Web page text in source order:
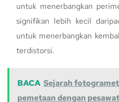
untuk menerbangkan
signifikan lebih kecil
untuk menerbangkan
terdistorsi.
BACA Sejarah
pemetaan dengan